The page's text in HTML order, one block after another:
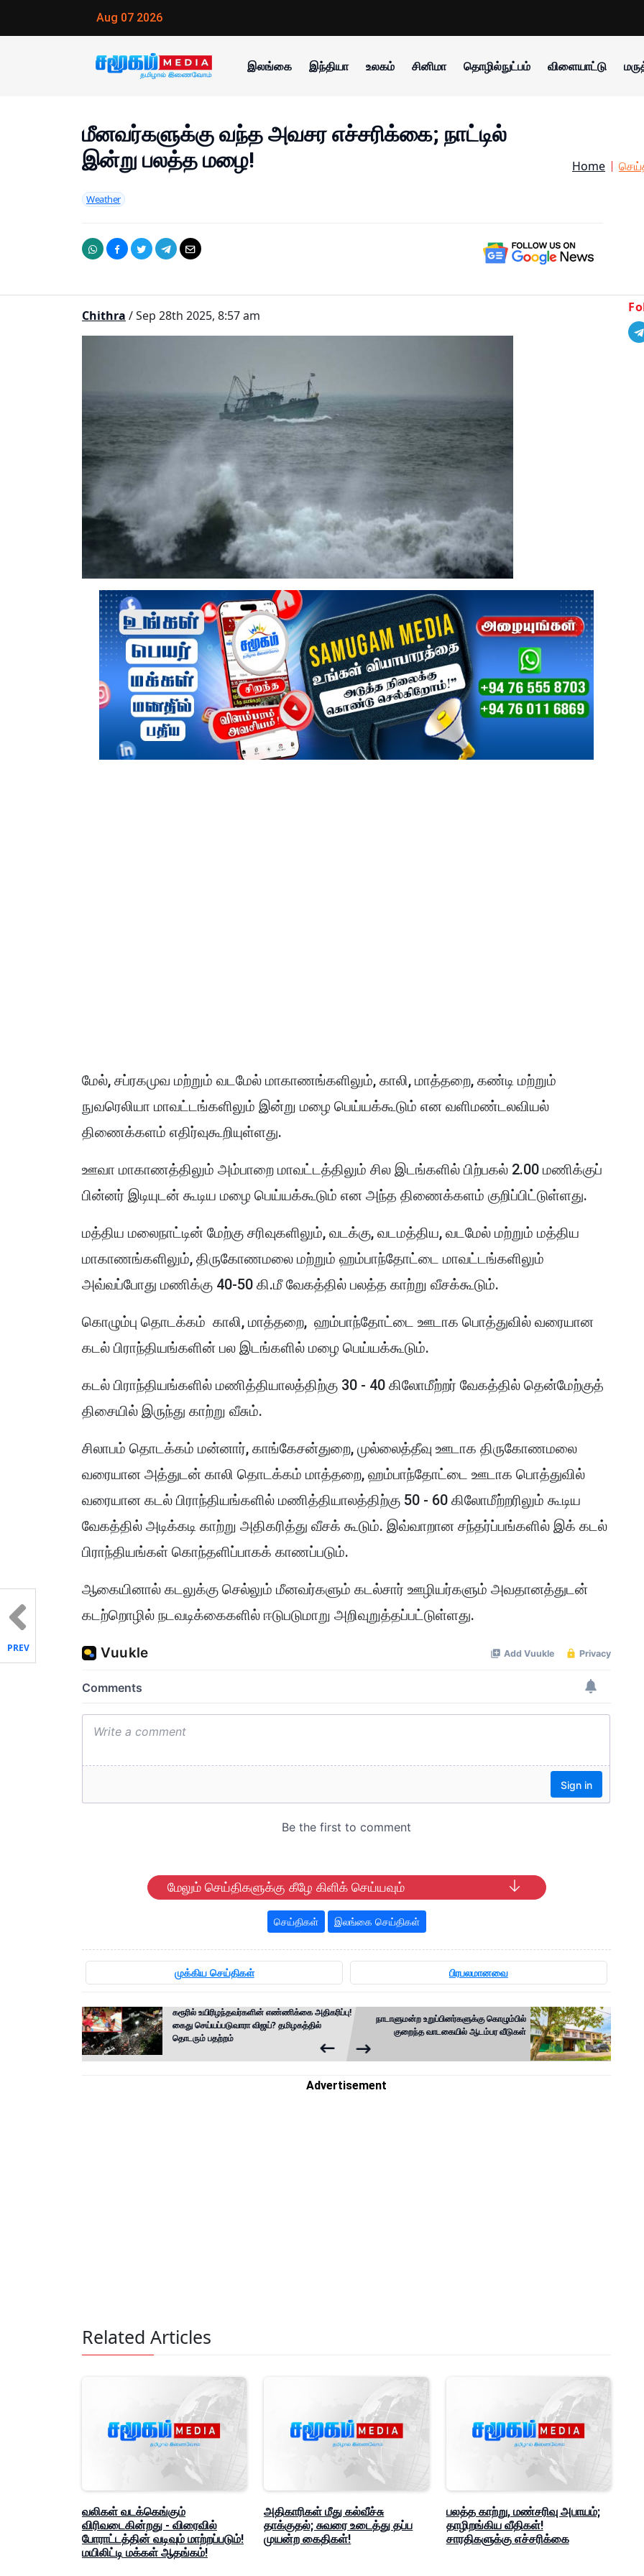
Aug 07 2026
இலங்கை இந்தியா உலகம் சினிமா தொழில்நுட்பம் விளையாட்டு
மீனவர்களுக்கு வந்த அவசர எச்சரிக்கை; நாட்டில்
இன்று பலத்த மழை!
Weather
Home
Chithra / Sep 28th 2025, 8:57 am
மேல், சப்ரகமுவ மற்றும் வடமேல் மாகாணங்களிலும், காலி, மாத்தறை, கண்டி மற்றும்
நுவரெலியா மாவட்டங்களிலும் இன்று மழை பெய்யக்கூடும் என வளிமண்டலவியல்
திணைக்களம் எதிர்வுகூறியுள்ளது.
ஊவா மாகாணத்திலும் அம்பாறை மாவட்டத்திலும் சில இடங்களில் பிற்பகல் 2.00 மணிக்குப்
பின்னர் இடியுடன் கூடிய மழை பெய்யக்கூடும் என அந்த திணைக்களம் குறிப்பிட்டுள்ளது.
மத்திய மலைநாட்டின் மேற்கு சரிவுகளிலும், வடக்கு, வடமத்திய, வடமேல் மற்றும் மத்திய
மாகாணங்களிலும், திருகோணமலை மற்றும் ஹம்பாந்தோட்டை மாவட்டங்களிலும்
அவ்வப்போது மணிக்கு 40-50 கி.மீ வேகத்தில் பலத்த காற்று வீசக்கூடும்.
கொழும்பு தொடக்கம் காலி, மாத்தறை, ஹம்பாந்தோட்டை ஊடாக பொத்துவில் வரையான
கடல் பிராந்தியங்களின் பல இடங்களில் மழை பெய்யக்கூடும்.
கடல் பிராந்தியங்களில் மணித்தியாலத்திற்கு 30 - 40 கிலோமீற்றர் வேகத்தில் தென்மேற்குத்
திசையில் இருந்து காற்று வீசும்.
சிலாபம் தொடக்கம் மன்னார், காங்கேசன்துறை, முல்லைத்தீவு ஊடாக திருகோணமலை
வரையான அத்துடன் காலி தொடக்கம் மாத்தறை, ஹம்பாந்தோட்டை ஊடாக பொத்துவில்
வரையான கடல் பிராந்தியங்களில் மணித்தியாலத்திற்கு 50 - 60 கிலோமீற்றரிலும் கூடிய
வேகத்தில் அடிக்கடி காற்று அதிகரித்து வீசக் கூடும். இவ்வாறான சந்தர்ப்பங்களில் இக் கடல்
பிராந்தியங்கள் கொந்தளிப்பாகக் காணப்படும்.
ஆகையினால் கடலுக்கு செல்லும் மீனவர்களும் கடல்சார் ஊழியர்களும் அவதானத்துடன்
கடற்றொழில் நடவடிக்கைகளில் ஈடுபடுமாறு அறிவுறுத்தப்பட்டுள்ளது.
மேலும் செய்திகளுக்கு கீழே கிளிக் செய்யவும்
செய்திகள் இலங்கை செய்திகள்
முக்கிய செய்திகள் பிரபலமானவை
கரூரில் உயிரிழந்தவர்களின் எண்ணிக்கை அதிகரிப்பு!
கைது செய்யப்படுவாரா விஜய்? தமிழகத்தில்
தொடரும் பதற்றம்
நாடாளுமன்ற உறுப்பினர்களுக்கு கொழும்பில்
குறைந்த வாடகையில் ஆடம்பர வீடுகள்
PREV
Advertisement
Related Articles
வலிகள் வடக்கெங்கும்
விரிவடைகின்றது - விரைவில்
போராட்டத்தின் வடிவும் மாற்றப்படும்!
மயிலிட்டி மக்கள் ஆதங்கம்!
அதிகாரிகள் மீது கல்வீச்சு
தாக்குதல்; சுவரை உடைத்து தப்ப
முயன்ற கைதிகள்!
பலத்த காற்று, மண்சரிவு அபாயம்;
தாழிறங்கிய வீதிகள்!
சாரதிகளுக்கு எச்சரிக்கை